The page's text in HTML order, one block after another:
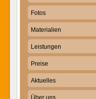
Fotos
Materialien
Leistungen
Preise
Aktuelles
Über uns